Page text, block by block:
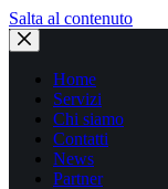
Salta al contenuto
Home
Servizi
Chi siamo
Contatti
News
Partner